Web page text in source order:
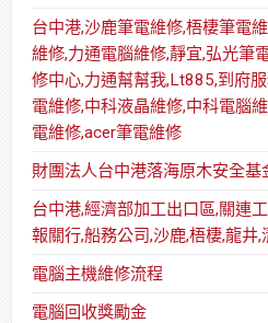
台中港,沙鹿筆電維修,梧棲筆電
維修,力通電腦維修,靜宜,弘光筆
修中心,力通幫幫我,Lt885,到府
電維修,中科液晶維修,中科電腦
電維修,acer筆電維修
財團法人台中港落海原木安全基
台中港,經濟部加工出口區,關連
報關行,船務公司,沙鹿,梧棲,龍井
電腦主機維修流程
電腦回收獎勵金